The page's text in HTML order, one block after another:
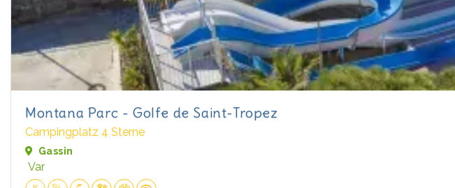
Montana Parc - Golfe de Saint-Tropez
Campingplatz 4 Sterne
Gassin
Var